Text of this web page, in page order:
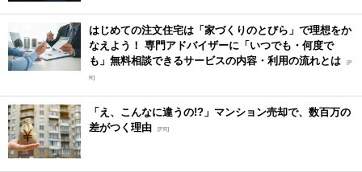
はじめての注文住宅は「家づくりのとびら」で理想をか
なえよう！ 専門アドバイザーに「いつでも・何度で
も」無料相談できるサービスの内容・利用の流れとは [P
R]
「え、こんなに違うの!?」マンション売却で、数百万の
差がつく理由 [PR]